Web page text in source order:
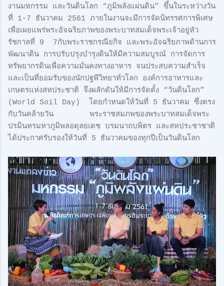
งานมหกรรม และวันดินโลก “ภูมิพลังแผ่นดิน” ขึ้นในระหว่างวัน
ที่ 1-7 ธันวาคม 2561 ภายในงานจะมีการจัดนิทรรศการพิเศษ
เพื่อเผยแพร่พระอัจฉริยภาพของพระบาทสมเด็จพระเจ้าอยู่หัว
รัชกาลที่ 9 7กับพระราชกรณียกิจ และพระอัจฉริยภาพด้านการ
พัฒนาดิน การปรับปรุงบำรุงดินให้มีความสมบูรณ์ การจัดการ
ทรัพยากรดินเพื่อความมั่นคงทางอาหาร จนประสบความสำเร็จ
และเป็นที่ยอมรับของนักปฐพีวิทยาทั่วโลก องค์การอาหารและ
เกษตรแห่งสหประชาติ จึงผลักดันให้มีการจัดตั้ง “วันดินโลก”
(World Soil Day) โดยกำหนดให้วันที่ 5 ธันวาคม ซึ่งตรง
กับวันคล้ายวัน พระราชสมภพของพระบาทสมเด็จพระ
ปรมินทรมหาภูมิพลอดุลยเดช บรมนาถบพิตร และสหประชาชาติ
ได้ประกาศรับรองให้วันที่ 5 ธันวาคมของทุกปีเป็นวันดินโลก